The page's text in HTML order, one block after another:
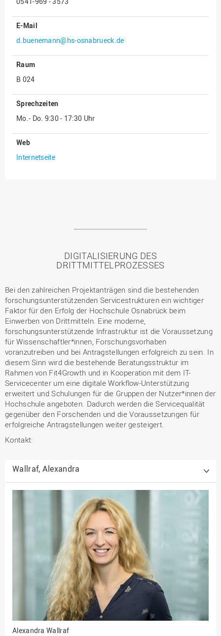
E-Mail
d.buenemann@hs-osnabrueck.de
Raum
B 024
Sprechzeiten
Mo.- Do. 9:30 - 17:30 Uhr
Web
Internetseite
DIGITALISIERUNG DES
DRITTMITTELPROZESSES
Bei den zahlreichen Projektanträgen sind die bestehenden
forschungsunterstützenden Servicestrukturen ein wichtiger
Faktor für den Erfolg der Hochschule Osnabrück beim
Einwerben von Drittmitteln. Eine moderne,
forschungsunterstützende Infrastruktur ist die Voraussetzung
für Wissenschaftler*innen, Forschungsvorhaben
voranzutreiben und bei Antragstellungen erfolgreich zu sein. In
diesem Sinn wird die bestehende Beratungsstruktur im
Rahmen von Fit4Growth und in Kooperation mit dem IT-
Servicecenter um eine digitale Workflow-Unterstützung
erweitert und Schulungen für die Gruppen der Nutzer*innen der
Hochschule angeboten. Dadurch werden die Servicequalität
gegenüber den Forschenden und die Voraussetzungen für
erfolgreiche Antragstellungen weiter gesteigert.
Kontakt:
Wallraf, Alexandra
Alexandra Wallraf